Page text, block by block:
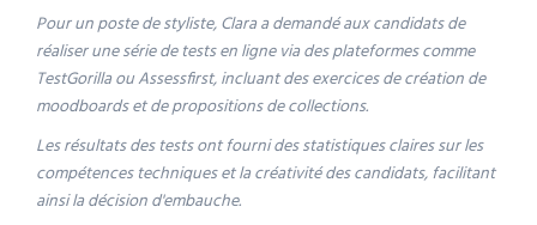
Pour un poste de styliste, Clara a demandé aux candidats de
réaliser une série de tests en ligne via des plateformes comme
TestGorilla ou Assessfirst, incluant des exercices de création de
moodboards et de propositions de collections.
Les résultats des tests ont fourni des statistiques claires sur les
compétences techniques et la créativité des candidats, facilitant
ainsi la décision d'embauche.